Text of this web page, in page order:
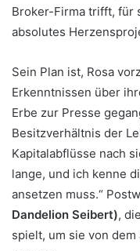
Broker-Firma trifft, für
absolutes
Sein Plan ist, Rosa
Erkenntnissen über
Erbe zur Presse
Besitzverhältnis der
Kapitalabflüsse nach
lange, und ich kenne
ansetzen muss.“
Dandelion Seibert),
spielt, um sie von